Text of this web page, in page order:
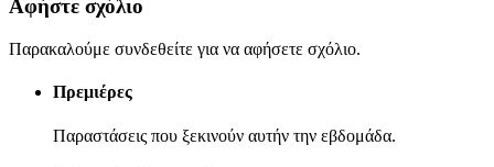
Αφήστε σχόλιο
Παρακαλούμε συνδεθείτε για να αφήσετε σχόλιο.
Πρεμιέρες
Παραστάσεις που ξεκινούν αυτήν την εβδομάδα.